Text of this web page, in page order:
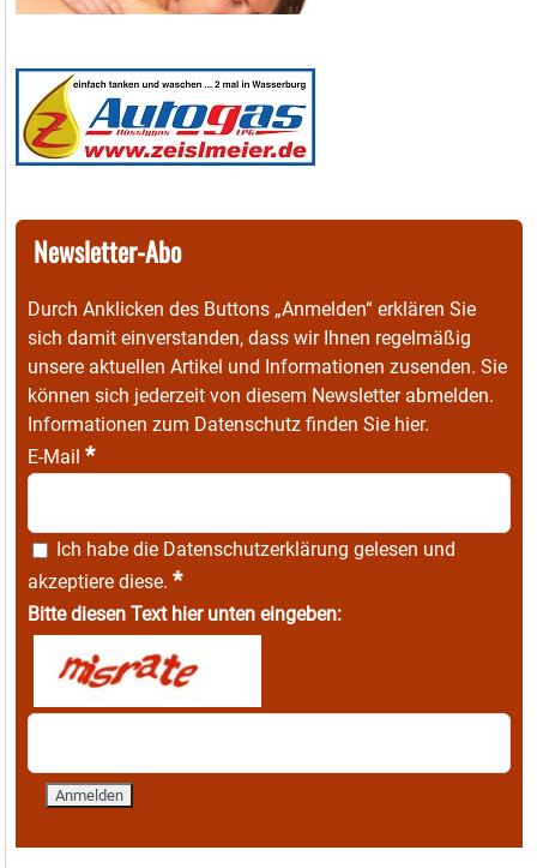
Newsletter-Abo
Durch Anklicken des Buttons „Anmelden“ erklären Sie
sich damit einverstanden, dass wir Ihnen regelmäßig
unsere aktuellen Artikel und Informationen zusenden. Sie
können sich jederzeit von diesem Newsletter abmelden.
Informationen zum Datenschutz finden Sie hier.
E-Mail *
Ich habe die Datenschutzerklärung gelesen und
akzeptiere diese. *
Bitte diesen Text hier unten eingeben: